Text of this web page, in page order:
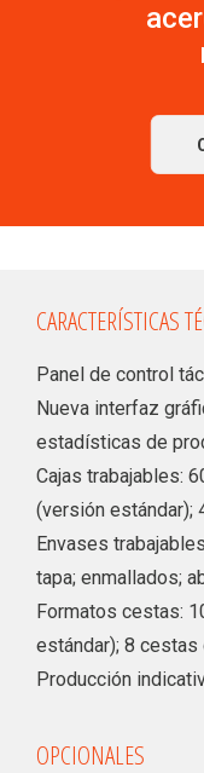
CARACTERÍSTICAS
Panel de control
Nueva interfaz
estadísticas de
Cajas trabajables:
(versión estándar);
Envases
tapa; enmallados;
Formatos cestas:
estándar); 8
Producción
OPCIONALES